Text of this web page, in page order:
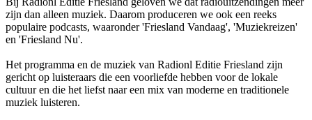
zijn dan alleen muziek. Daarom produceren we ook een reeks
populaire podcasts, waaronder 'Friesland Vandaag', 'Muziekreizen'
en 'Friesland Nu'.
Het programma en de muziek van Radionl Editie Friesland zijn
gericht op luisteraars die een voorliefde hebben voor de lokale
cultuur en die het liefst naar een mix van moderne en traditionele
muziek luisteren.